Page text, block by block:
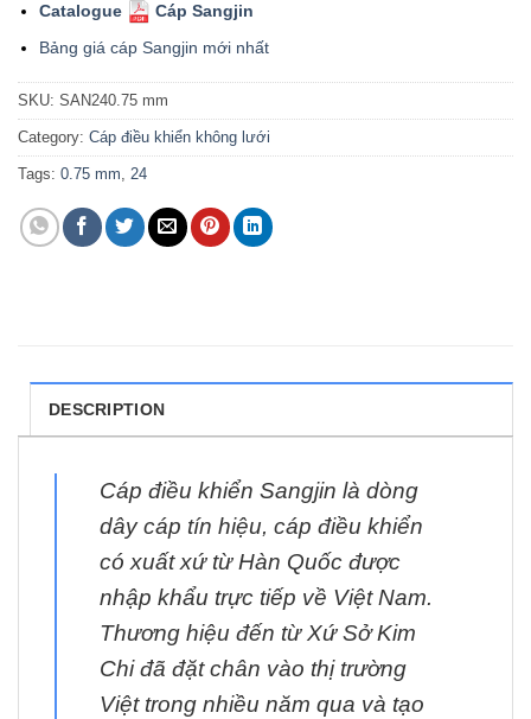
Catalogue
Cáp Sangjin
Bảng giá cáp Sangjin mới nhất
SKU: SAN240.75 mm
Category: Cáp điều khiển không lưới
Tags: 0.75 mm, 24
DESCRIPTION
Cáp điều khiển Sangjin là dòng
dây cáp tín hiệu, cáp điều khiển
có xuất xứ từ Hàn Quốc được
nhập khẩu trực tiếp về Việt Nam.
Thương hiệu đến từ Xứ Sở Kim
Chi đã đặt chân vào thị trường
Việt trong nhiều năm qua và tạo